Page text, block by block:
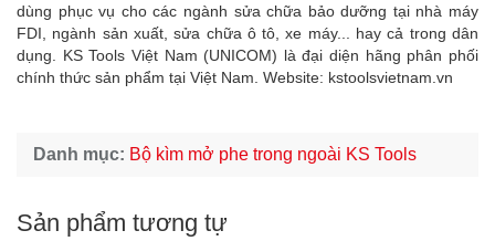
dùng phục vụ cho các ngành sửa chữa bảo dưỡng tại nhà máy
FDI, ngành sản xuất, sửa chữa ô tô, xe máy... hay cả trong dân
dụng. KS Tools Việt Nam (UNICOM) là đại diện hãng phân phối
chính thức sản phẩm tại Việt Nam. Website: kstoolsvietnam.vn
Danh mục: Bộ kìm mở phe trong ngoài KS Tools
Sản phẩm tương tự